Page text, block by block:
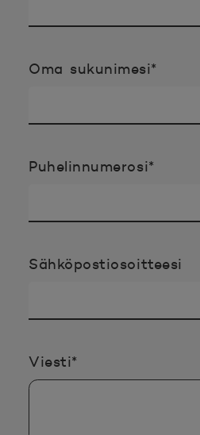
Oma sukunimesi*
Puhelinnumerosi*
Sähköpostiosoitteesi
Viesti*